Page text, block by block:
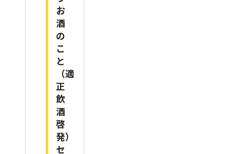
お
酒
の
こ
と
（適
正
飲
酒
啓
発）
セ